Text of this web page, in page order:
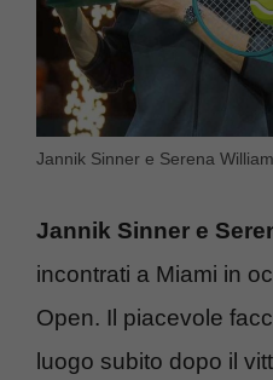
Jannik Sinner e Serena
Jannik Sinner e
incontrati a Miami in
Open. Il piacevole
luogo subito dopo il